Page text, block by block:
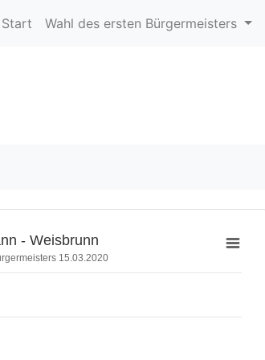
Start Wahl des ersten Bürgermeisters
- Weisbrunn
15.03.2020